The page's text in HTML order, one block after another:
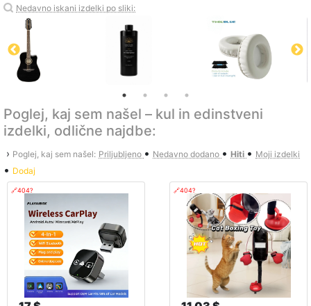
Nedavno iskani izdelki po sliki:
Poglej, kaj sem našel – kul in edinstveni
izdelki, odlične najdbe:
› Poglej, kaj sem našel: Priljubljeno • Nedavno dodano • Hiti • Moji izdelki
• Dodaj
🔗404? 🔗404?